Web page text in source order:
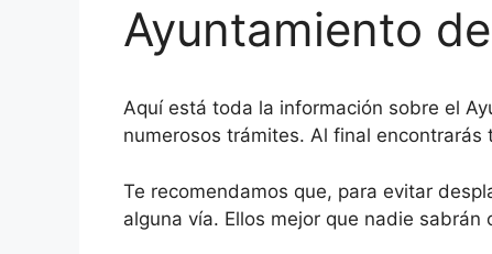
Ayuntamiento
Aquí está toda la información sobre el
numerosos trámites. Al final
Te recomendamos que, para evitar
alguna vía. Ellos mejor que nadie